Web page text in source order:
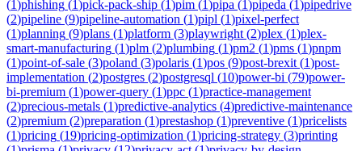
(1)phishing (1)pick-pack-ship (1)pim (1)pipa (1)pipeda (1)pipedrive
(2)pipeline (9)pipeline-automation (1)pipl (1)pixel-perfect
(1)planning (9)plans (1)platform (3)playwright (2)plex (1)plex-
smart-manufacturing (1)plm (2)plumbing (1)pm2 (1)pms (1)pnpm
(1)point-of-sale (3)poland (3)polaris (1)pos (9)post-brexit (1)post-
implementation (2)postgres (2)postgresql (10)power-bi (79)power-
bi-premium (1)power-query (1)ppc (1)practice-management
(2)precious-metals (1)predictive-analytics (4)predictive-maintenance
(2)premium (2)preparation (1)prestashop (1)preventive (1)pricelists
(1)pricing (19)pricing-optimization (1)pricing-strategy (3)printing